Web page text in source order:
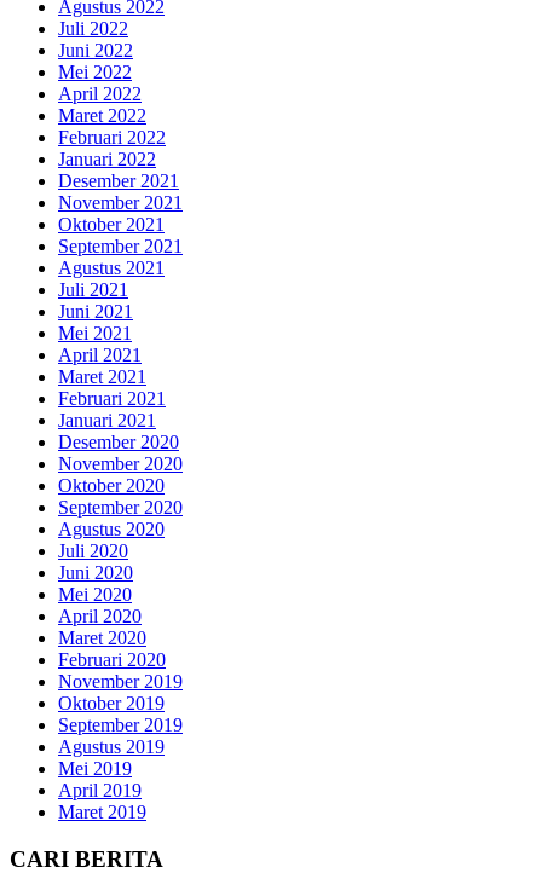
Agustus 2022
Juli 2022
Juni 2022
Mei 2022
April 2022
Maret 2022
Februari 2022
Januari 2022
Desember 2021
November 2021
Oktober 2021
September 2021
Agustus 2021
Juli 2021
Juni 2021
Mei 2021
April 2021
Maret 2021
Februari 2021
Januari 2021
Desember 2020
November 2020
Oktober 2020
September 2020
Agustus 2020
Juli 2020
Juni 2020
Mei 2020
April 2020
Maret 2020
Februari 2020
November 2019
Oktober 2019
September 2019
Agustus 2019
Mei 2019
April 2019
Maret 2019
CARI BERITA